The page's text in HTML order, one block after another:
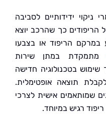
לסביבה
כך שהרכב יוצא
או בצבעו
במתן שירות
חדישה
אופטימלית.
אישית לצרכי
במיוחד.